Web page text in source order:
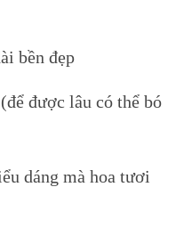
bền đẹp
được lâu có thể bó
dáng mà hoa tươi